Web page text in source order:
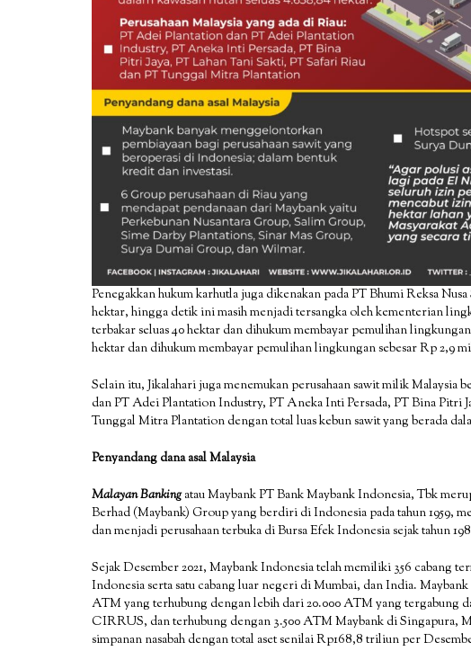
Penegakkan hukum karhutla juga dikenakan pada PT Bhumi Reksa
hektar, hingga detik ini masih menjadi tersangka oleh kementerian
terbakar seluas 40 hektar dan dihukum membayar pemulihan
hektar dan dihukum membayar pemulihan lingkungan sebesar Rp 2,9
Selain itu, Jikalahari juga menemukan perusahaan sawit milik Malaysia
dan PT Adei Plantation Industry, PT Aneka Inti Persada, PT Bina Pitri
Tunggal Mitra Plantation dengan total luas kebun sawit yang berada
Penyandang dana asal Malaysia
Malayan Bankingatau Maybank PT Bank Maybank Indonesia, Tbk
Berhad (Maybank) Group yang berdiri di Indonesia pada tahun 1959,
dan menjadi perusahaan terbuka di Bursa Efek Indonesia sejak tahun
Sejak Desember 2021, Maybank Indonesia telah memiliki 356 cabang
Indonesia serta satu cabang luar negeri di Mumbai, dan India.
ATM yang terhubung dengan lebih dari 20.000 ATM yang
CIRRUS, dan terhubung dengan 3.500 ATM Maybank di Singapura,
simpanan nasabah dengan total aset senilai Rp168,8 triliun per